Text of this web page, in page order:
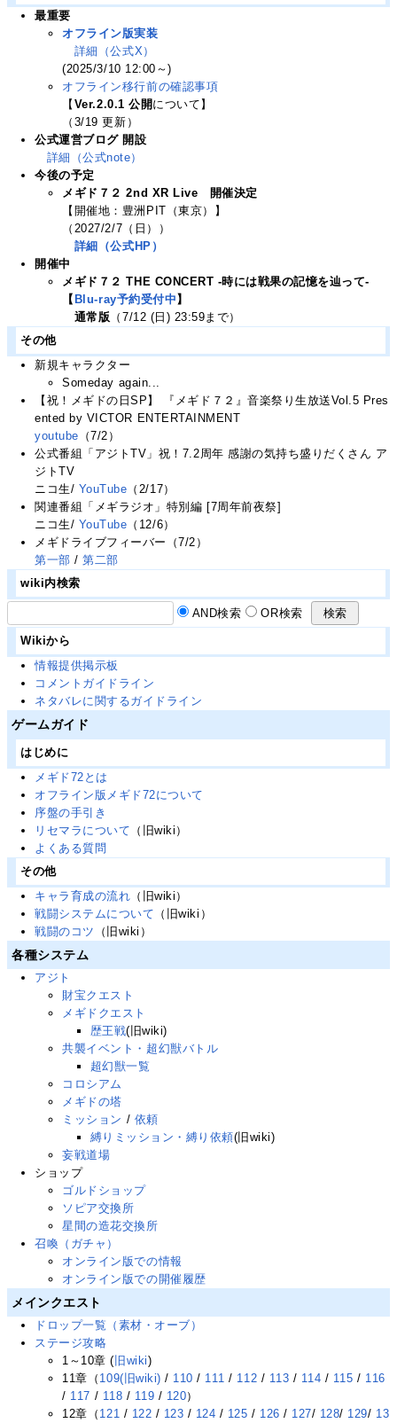
最重要
オフライン版実装
詳細（公式X）
(2025/3/10 12:00～)
オフライン移行前の確認事項
【 Ver.2.0.1 公開 について】
（3/19 更新）
公式運営ブログ 開設
詳細（公式note）
今後の予定
メギド７２ 2nd XR Live 開催決定
【開催地：豊洲PIT（東京）】
（2027/2/7（日））
詳細（公式HP）
開催中
メギド７２ THE CONCERT -時には戦果の記憶を辿って-
【 Blu-ray予約受付中 】
通常版 （7/12 (日) 23:59まで）
その他
新規キャラクター
Someday again...
【祝！メギドの日SP】 『メギド７２』音楽祭り生放送Vol.5 Pres
ented by VICTOR ENTERTAINMENT
youtube （7/2）
公式番組「アジトTV」祝！7.2周年 感謝の気持ち盛りだくさん ア
ジトTV
ニコ生/ YouTube （2/17）
関連番組「メギラジオ」特別編 [7周年前夜祭]
ニコ生/ YouTube （12/6）
メギドライブフィーバー（7/2）
第一部 /第二部
wiki内検索
AND検索 OR検索
Wikiから
情報提供掲示板
コメントガイドライン
ネタバレに関するガイドライン
ゲームガイド
はじめに
メギド72とは
オフライン版メギド72について
序盤の手引き
リセマラについて （旧wiki）
よくある質問
その他
キャラ育成の流れ （旧wiki）
戦闘システムについて （旧wiki）
戦闘のコツ
（旧wiki）
各種システム
アジト
財宝クエスト
メギドクエスト
歴王戦(旧wiki)
共襲イベント・超幻獣バトル
超幻獣一覧
コロシアム
メギドの塔
ミッション / 依頼
縛りミッション・縛り依頼(旧wiki)
妄戦道場
ショップ
ゴルドショップ
ソピア交換所
星間の造花交換所
召喚（ガチャ）
オンライン版での情報
オンライン版での開催履歴
メインクエスト
ドロップ一覧（素材・オーブ）
ステージ攻略
1～10章 (旧wiki)
11章（ 109(旧wiki) / 110 / 111 / 112 / 113 / 114 / 115 / 116
/ 117 / 118 / 119 / 120）
12章（ 121 / 122 / 123 / 124 / 125 / 126 / 127/ 128/ 129/ 13